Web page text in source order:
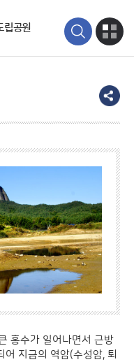
립공원
홍수가 일어나면서 근방
지금의 역암(수성암, 퇴